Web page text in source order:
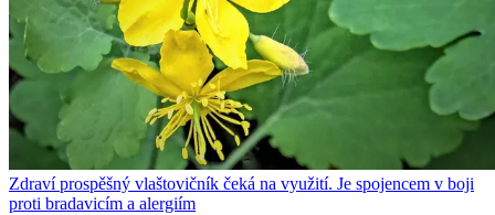
Zdraví prospěšný vlaštovičník čeká na využití. Je spojencem v boji
proti bradavicím a alergiím